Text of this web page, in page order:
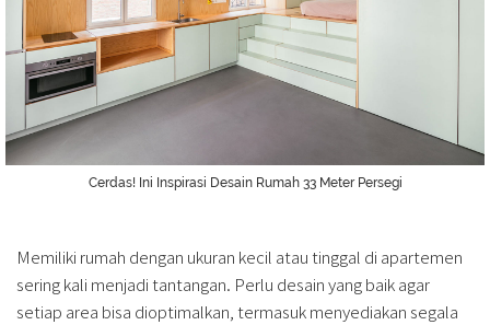
Cerdas! Ini Inspirasi Desain Rumah 33 Meter Persegi
Memiliki rumah dengan ukuran kecil atau tinggal di apartemen
sering kali menjadi tantangan. Perlu desain yang baik agar
setiap area bisa dioptimalkan, termasuk menyediakan segala